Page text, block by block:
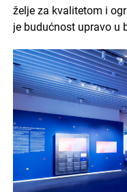
želje za kvalitetom i
je budućnost upravo u